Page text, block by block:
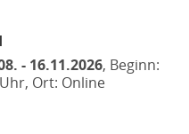
- 16.11.2026, Beginn:
Ort: Online